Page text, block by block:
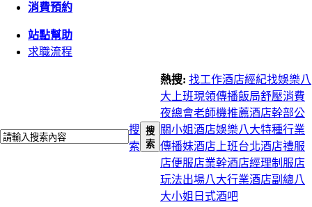
消費預約
站點幫助
求職流程
搜
索
搜
索
熱搜: 找工作酒店經紀找娛樂八
大上班現領傳播飯局舒壓消費
夜總會老師機推薦酒店幹部公
關小姐酒店娛樂八大特種行業
傳播妹酒店上班台北酒店禮服
店便服店業幹酒店經理制服店
玩法出場八大行業酒店副總八
大小姐 日式酒吧